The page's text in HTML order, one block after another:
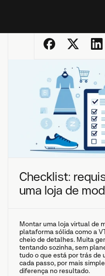
Checklist:
uma loja de
Montar uma loja virtual de
plataforma sólida como a
cheio de detalhes. Muita
tentando sozinha, sem
tudo o que está por trás de
cada passo, por mais
diferença no resultado.